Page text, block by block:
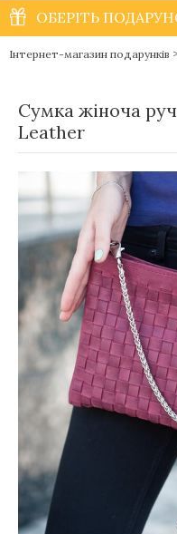
ОБЕРІТЬ
Інтернет-магазин подарунків
Сумка жіноча
Leather